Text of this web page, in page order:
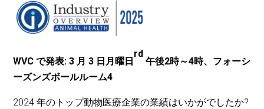
WVC で発表: 3 月 3 日月曜日
rd
午後2時～4時、フォーシ
ーズンズボールルーム4
2024 年のトップ動物医療企業の業績はいかがでしたか?